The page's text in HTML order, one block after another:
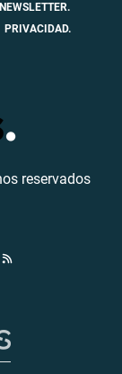
NEWSLETTER.
PRIVACIDAD.
reservados
Discover